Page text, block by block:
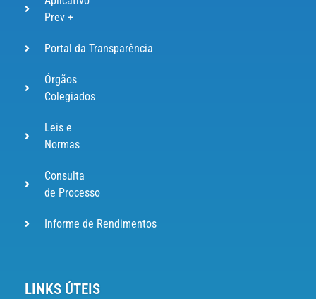
Prev +
Portal da Transparência
Órgãos
Colegiados
Leis e
Normas
Consulta
de Processo
Informe de Rendimentos
LINKS ÚTEIS